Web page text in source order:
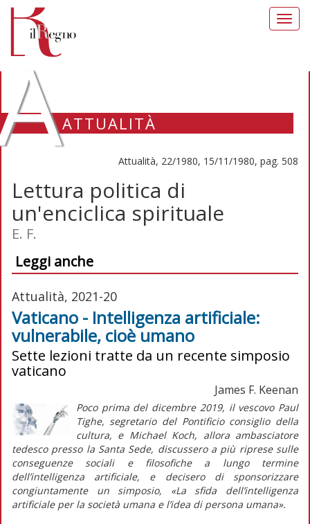
ATTUALITÀ
Attualità, 22/1980, 15/11/1980, pag. 508
Lettura politica di
un'enciclica spirituale
E. F.
Leggi anche
Attualità, 2021-20
Vaticano - Intelligenza artificiale:
vulnerabile, cioè umano
Sette lezioni tratte da un recente simposio
vaticano
James F. Keenan
Poco prima del dicembre 2019, il vescovo Paul
Tighe, segretario del Pontificio consiglio della
cultura, e Michael Koch, allora ambasciatore
tedesco presso la Santa Sede, discussero a più riprese sulle
conseguenze sociali e filosofiche a lungo termine
dell’intelligenza artificiale, e decisero di sponsorizzare
congiuntamente un simposio, «La sfida dell’intelligenza
artificiale per la società umana e l’idea di persona umana».